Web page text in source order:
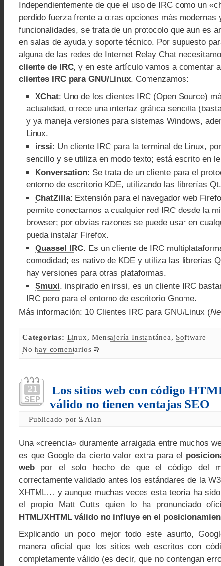
Independientemente de que el uso de IRC como un
perdido fuerza frente a otras opciones más modernas
funcionalidades, se trata de un protocolo que aun es
en salas de ayuda y soporte técnico. Por supuesto
alguna de las redes de Internet Relay Chat
cliente de IRC, y en este artículo vamos a comentar
clientes IRC para GNU/Linux. Comenzamos:
XChat: Uno de los clientes IRC (Open Source)
actualidad, ofrece una interfaz gráfica sencilla
y ya maneja versiones para sistemas Windows,
Linux.
irssi: Un cliente IRC para la terminal de Linux,
sencillo y se utiliza en modo texto; está escrito en
Konversation: Se trata de un cliente para el
entorno de escritorio KDE, utilizando las librerías Qt.
ChatZilla: Extensión para el navegador web
permite conectarnos a cualquier red IRC desde la
browser; por obvias razones se puede usar en
pueda instalar Firefox.
Quassel IRC. Es un cliente de IRC
comodidad; es nativo de KDE y utiliza las librerias
hay versiones para otras plataformas.
Smuxi. inspirado en irssi, es un cliente IRC
IRC pero para el entorno de escritorio Gnome.
Más información: 10 Clientes IRC para GNU/Linux (
Categorías: Linux,Mensajería Instantánea, Software
No hay comentarios
21
SEP
Los sitios web con código
válido no tienen ventajas SEO
Publicado por Alan
Una «creencia» duramente arraigada entre muchos
es que Google da cierto valor extra para el
web por el solo hecho de que el código del
correctamente validado antes los estándares de la
XHTML… y aunque muchas veces esta teoría ha
el propio Matt Cutts quien lo ha pronunciado
HTML/XHTML válido no influye en el
Explicando un poco mejor todo este asunto,
manera oficial que los sitios web escritos con
completamente válido (es decir, que no contengan